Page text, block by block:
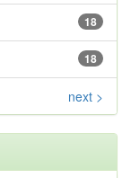
18
18
next >